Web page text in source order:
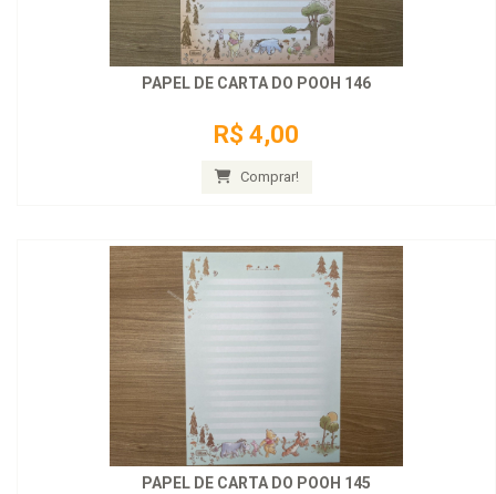
PAPEL DE CARTA DO POOH 146
R$ 4,00
Comprar!
PAPEL DE CARTA DO POOH 145